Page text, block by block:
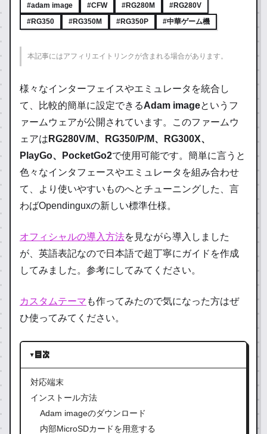
#adam image #CFW #RG280M
#RG280V
#RG350
#RG350M #RG350P #中華ゲーム機
本記事にはアフィリエイトリンクが含まれる場合があります。
様々なインターフェイスやエミュレータを統合し
て、比較的簡単に設定できるAdam imageというフ
ァームウェアが公開されています。このファームウ
ェアは RG280V/M、RG350/P/M、RG300X、
PlayGo、PocketGo2で使用可能です。簡単に言うと
色々なインタフェースやエミュレータを組み合わせ
て、より使いやすいものへとチューニングした、言
わばOpendinguxの新しい標準仕様。
オフィシャルの導入方法を見ながら導入しました
が、英語表記なので日本語で超丁寧にガイドを作成
してみました。参考にしてみてください。
カスタムテーマ も作ってみたので気になった方はぜ
ひ使ってみてください。
目次
対応端末
インストール方法
Adam imageのダウンロード
内部MicroSDカードを用意する